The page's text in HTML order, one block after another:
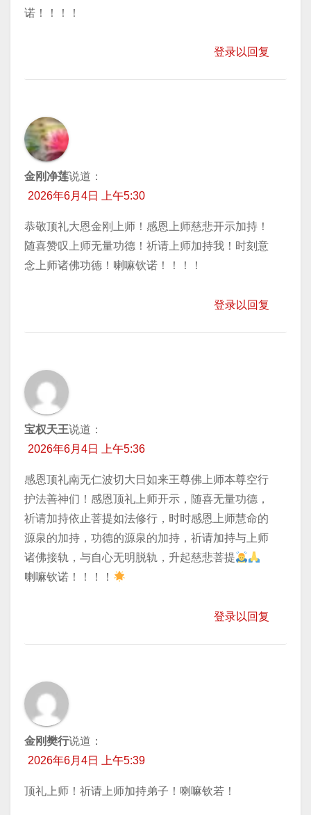
诺！！！！
登录以回复
金刚净莲说道：
2026年6月4日 上午5:30
恭敬顶礼大恩金刚上师！感恩上师慈悲开示加持！
随喜赞叹上师无量功德！祈请上师加持我！时刻意
念上师诸佛功德！喇嘛钦诺！！！！
登录以回复
宝权天王说道：
2026年6月4日 上午5:36
感恩顶礼南无仁波切大日如来王尊佛上师本尊空行
护法善神们！感恩顶礼上师开示，随喜无量功德，
祈请加持​依止菩提如法修行，时时感恩上师慧命的
源泉的加持，功德的源泉的加持，祈请加持与上师
诸佛接轨，与自心无明脱轨，升起慈悲菩提
喇嘛钦诺！！！！
登录以回复
金刚樊行说道：
2026年6月4日 上午5:39
顶礼上师！祈请上师加持弟子！喇嘛钦若！